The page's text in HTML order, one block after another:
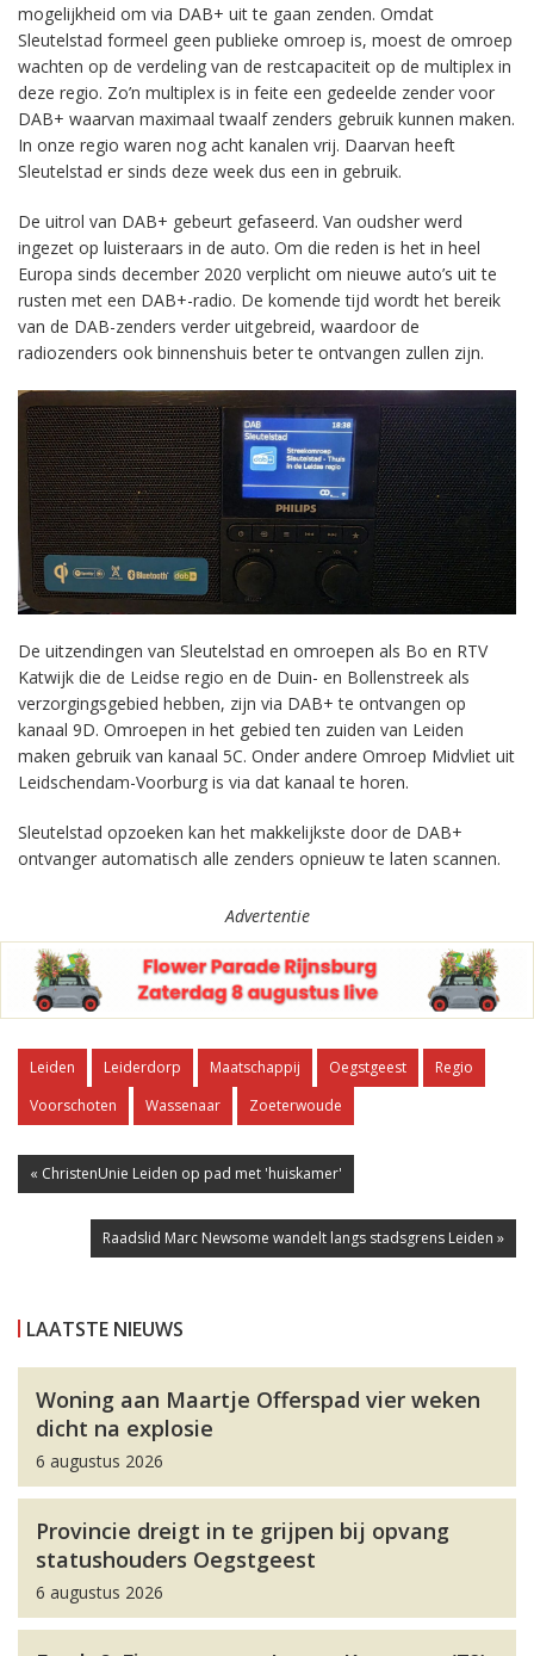
mogelijkheid om via DAB+ uit te gaan zenden. Omdat
Sleutelstad formeel geen publieke omroep is, moest de omroep
wachten op de verdeling van de restcapaciteit op de multiplex in
deze regio. Zo’n multiplex is in feite een gedeelde zender voor
DAB+ waarvan maximaal twaalf zenders gebruik kunnen maken.
In onze regio waren nog acht kanalen vrij. Daarvan heeft
Sleutelstad er sinds deze week dus een in gebruik.
De uitrol van DAB+ gebeurt gefaseerd. Van oudsher werd
ingezet op luisteraars in de auto. Om die reden is het in heel
Europa sinds december 2020 verplicht om nieuwe auto’s uit te
rusten met een DAB+-radio. De komende tijd wordt het bereik
van de DAB-zenders verder uitgebreid, waardoor de
radiozenders ook binnenshuis beter te ontvangen zullen zijn.
De uitzendingen van Sleutelstad en omroepen als Bo en RTV
Katwijk die de Leidse regio en de Duin- en Bollenstreek als
verzorgingsgebied hebben, zijn via DAB+ te ontvangen op
kanaal 9D. Omroepen in het gebied ten zuiden van Leiden
maken gebruik van kanaal 5C. Onder andere Omroep Midvliet uit
Leidschendam-Voorburg is via dat kanaal te horen.
Sleutelstad opzoeken kan het makkelijkste door de DAB+
ontvanger automatisch alle zenders opnieuw te laten scannen.
Advertentie
Leiden Leiderdorp Maatschappij Oegstgeest
Regio
Voorschoten
Wassenaar Zoeterwoude
« ChristenUnie Leiden op pad met 'huiskamer'
Raadslid Marc Newsome wandelt langs stadsgrens Leiden »
LAATSTE NIEUWS
Woning aan Maartje Offerspad vier weken
dicht na explosie
6 augustus 2026
Provincie dreigt in te grijpen bij opvang
statushouders Oegstgeest
6 augustus 2026